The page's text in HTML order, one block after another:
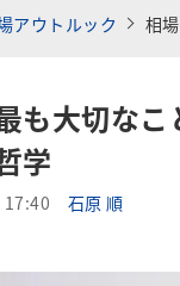
アウトルック 相
も大切な
学
石原 順